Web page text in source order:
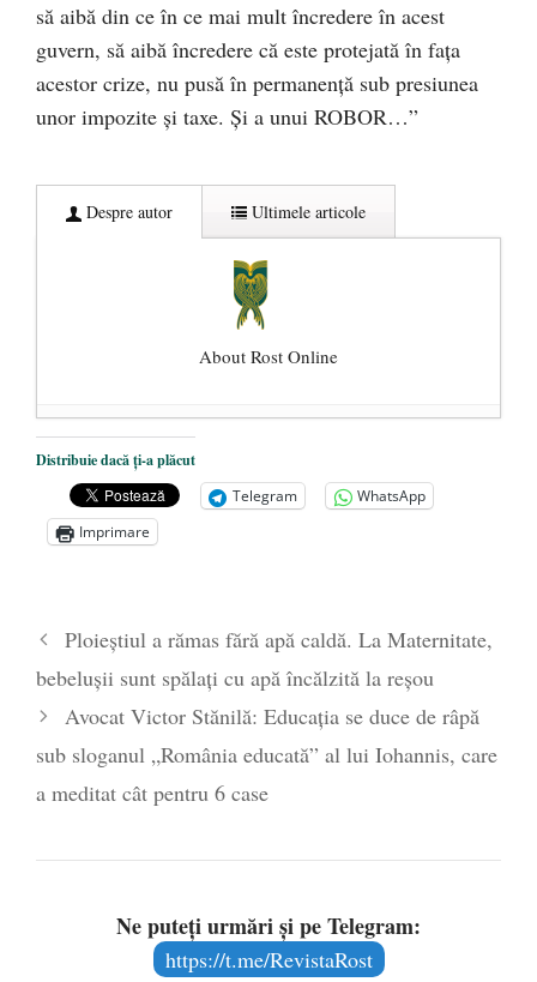
să aibă din ce în ce mai mult încredere în acest
guvern, să aibă încredere că este protejată în fața
acestor crize, nu pusă în permanență sub presiunea
unor impozite și taxe. Și a unui ROBOR…”
Despre autor Ultimele articole
About Rost Online
Dezvăluiri cutremurătoare despre
președintele Ucrainei, Volodymyr
Zelensky
- 13 mai 2026
Statul care servește Națiunea
poetului Octavian Goga, înlăturat din Iași
- 16 aprilie 2026
Distribuie dacă ți-a plăcut
Telegram
WhatsApp
Imprimare
Ploieștiul a rămas fără apă caldă. La Maternitate,
bebelușii sunt spălați cu apă încălzită la reșou
Avocat Victor Stănilă: Educația se duce de râpă
sub sloganul „România educată” al lui Iohannis, care
a meditat cât pentru 6 case
Ne puteți urmări și pe Telegram:
https://t.me/RevistaRost